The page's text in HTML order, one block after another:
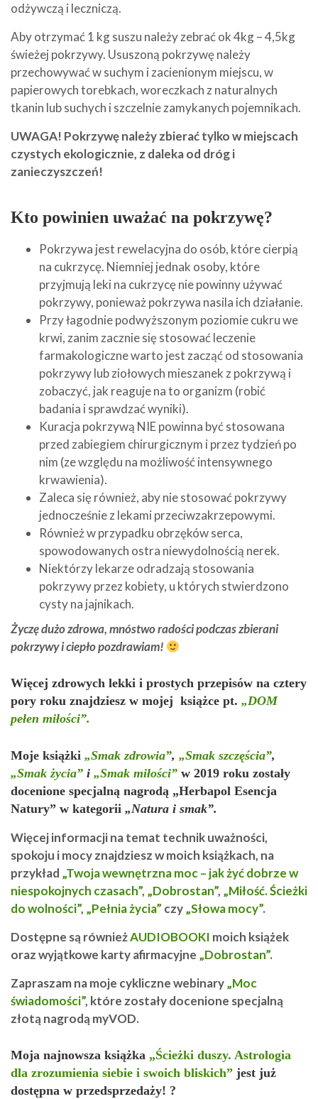
odżywczą i leczniczą.
Aby otrzymać 1 kg suszu należy zebrać ok 4kg – 4,5kg
świeżej pokrzywy. Ususzoną pokrzywę należy
przechowywać w suchym i zacienionym miejscu, w
papierowych torebkach, woreczkach z naturalnych
tkanin lub suchych i szczelnie zamykanych pojemnikach.
UWAGA! Pokrzywę należy zbierać tylko w miejscach
czystych ekologicznie, z daleka od dróg i
zanieczyszczeń!
Kto powinien uważać na pokrzywę?
Pokrzywa jest rewelacyjna do osób, które cierpią
na cukrzycę. Niemniej jednak osoby, które
przyjmują leki na cukrzycę nie powinny używać
pokrzywy, ponieważ pokrzywa nasila ich działanie.
Przy łagodnie podwyższonym poziomie cukru we
krwi, zanim zacznie się stosować leczenie
farmakologiczne warto jest zacząć od stosowania
pokrzywy lub ziołowych mieszanek z pokrzywą i
zobaczyć, jak reaguje na to organizm (robić
badania i sprawdzać wyniki).
Kuracja pokrzywą NIE powinna być stosowana
przed zabiegiem chirurgicznym i przez tydzień po
nim (ze względu na możliwość intensywnego
krwawienia).
Zaleca się również, aby nie stosować pokrzywy
jednocześnie z lekami przeciwzakrzepowymi.
Również w przypadku obrzęków serca,
spowodowanych ostra niewydolnością nerek.
Niektórzy lekarze odradzają stosowania
pokrzywy przez kobiety, u których stwierdzono
cysty na jajnikach.
Życzę dużo zdrowa, mnóstwo radości podczas zbierani
pokrzywy i ciepło pozdrawiam!
Więcej zdrowych lekki i prostych przepisów na cztery
pory roku znajdziesz w mojej książce pt. „DOM
pełen miłości”.
Moje książki „Smak zdrowia”, „Smak szczęścia”,
„Smak życia” i „Smak miłości” w 2019 roku zostały
docenione specjalną nagrodą „Herbapol Esencja
Natury” w kategorii „Natura i smak”.
Więcej informacji na temat technik uważności,
spokoju i mocy znajdziesz w moich książkach, na
przykład „Twoja wewnętrzna moc – jak żyć dobrze w
niespokojnych czasach”, „Dobrostan”, „Miłość. Ścieżki
do wolności”, „Pełnia życia” czy„Słowa mocy”.
Dostępne są równieżAUDIOBOOKI moich książek
oraz wyjątkowe karty afirmacyjne „Dobrostan”.
Zapraszam na moje cykliczne webinary„Moc
świadomości”, które zostały docenione specjalną
złotą nagrodą myVOD.
Moja najnowsza książka „Ścieżki duszy. Astrologia
dla zrozumienia siebie i swoich bliskich” jest już
dostępna w przedsprzedaży! ?